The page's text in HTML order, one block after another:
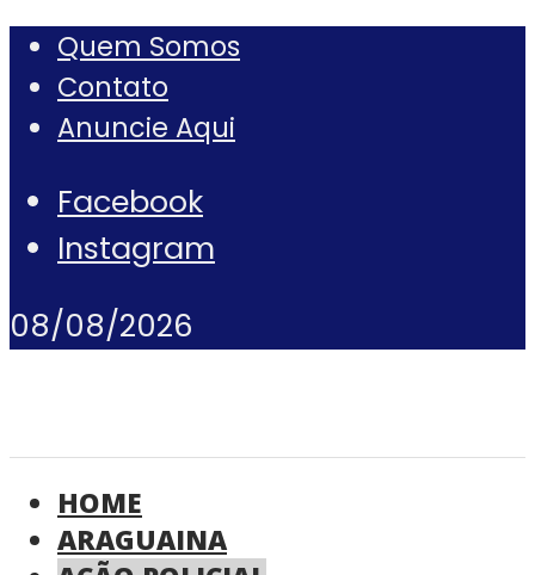
Quem Somos
Contato
Anuncie Aqui
Facebook
Instagram
08/08/2026
HOME
ARAGUAINA